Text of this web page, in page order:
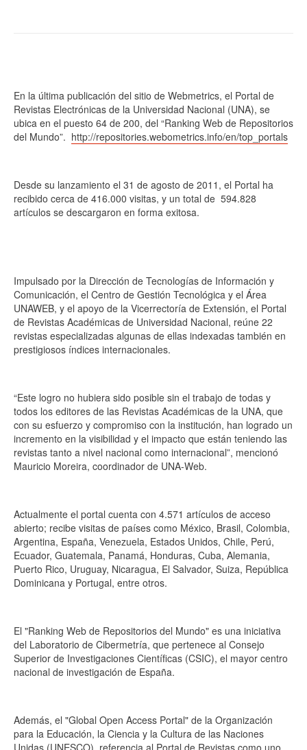
En la última publicación del sitio de Webmetrics, el Portal de
Revistas Electrónicas de la Universidad Nacional (UNA), se
ubica en el puesto 64 de 200, del “Ranking Web de Repositorios
del Mundo”. http://repositories.webometrics.info/en/top_portals
Desde su lanzamiento el 31 de agosto de 2011, el Portal ha
recibido cerca de 416.000 visitas, y un total de 594.828
artículos se descargaron en forma exitosa.
Impulsado por la Dirección de Tecnologías de Información y
Comunicación, el Centro de Gestión Tecnológica y el Área
UNAWEB, y el apoyo de la Vicerrectoría de Extensión, el Portal
de Revistas Académicas de Universidad Nacional, reúne 22
revistas especializadas algunas de ellas indexadas también en
prestigiosos índices internacionales.
“Este logro no hubiera sido posible sin el trabajo de todas y
todos los editores de las Revistas Académicas de la UNA, que
con su esfuerzo y compromiso con la institución, han logrado un
incremento en la visibilidad y el impacto que están teniendo las
revistas tanto a nivel nacional como internacional”, mencionó
Mauricio Moreira, coordinador de UNA-Web.
Actualmente el portal cuenta con 4.571 artículos de acceso
abierto; recibe visitas de países como México, Brasil, Colombia,
Argentina, España, Venezuela, Estados Unidos, Chile, Perú,
Ecuador, Guatemala, Panamá, Honduras, Cuba, Alemania,
Puerto Rico, Uruguay, Nicaragua, El Salvador, Suiza, República
Dominicana y Portugal, entre otros.
El "Ranking Web de Repositorios del Mundo" es una iniciativa
del Laboratorio de Cibermetría, que pertenece al Consejo
Superior de Investigaciones Científicas (CSIC), el mayor centro
nacional de investigación de España.
Además, el "Global Open Access Portal" de la Organización
para la Educación, la Ciencia y la Cultura de las Naciones
Unidas (UNESCO), referencia al Portal de Revistas como uno